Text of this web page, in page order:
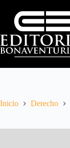
Inicio Derecho